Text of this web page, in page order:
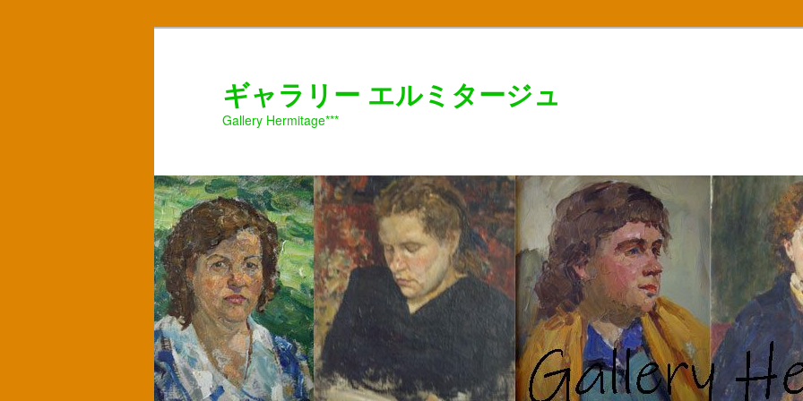
ギャラリー エルミタージュ
Gallery Hermitage***